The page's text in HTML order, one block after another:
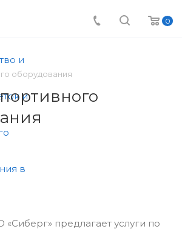
0
оборудования
предлагает услуги по